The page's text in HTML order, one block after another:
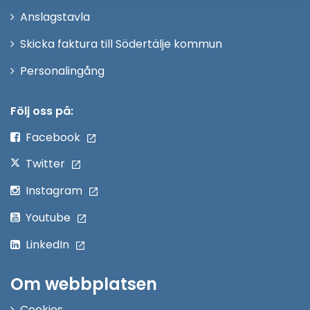
fönster
Anslagstavla
Skicka faktura till Södertälje kommun
PersonalingångÖppna
Följ oss på:
Facebook
Twitter
Instagram
Youtube
LinkedIn
Om webbplatsen